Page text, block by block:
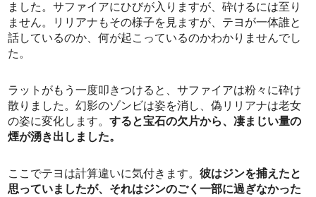
ました。サファイアにひびが入りますが、砕けるには至り
ません。リリアナもその様子を見ますが、テヨが一体誰と
話しているのか、何が起こっているのかわかりませんでし
た。
ラットがもう一度叩きつけると、サファイアは粉々に砕け
散りました。幻影のゾンビは姿を消し、偽リリアナは老女
の姿に変化します。すると宝石の欠片から、凄まじい量の
煙が湧き出しました。
ここでテヨは計算違いに気付きます。彼はジンを捕えたと
思っていましたが、それはジンのごく一部に過ぎなかった